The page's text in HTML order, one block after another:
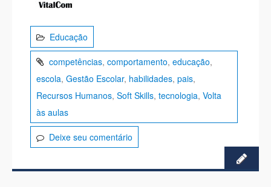
Educação
competências,comportamento,educação,
escola,Gestão Escolar, habilidades,pais,
Recursos Humanos,Soft Skills,tecnologia,Volta
às aulas
Deixe seu comentário